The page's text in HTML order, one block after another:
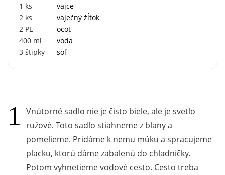
1 ks
vajce
2 ks
vaječný žĺtok
2 PL
ocot
400 ml
voda
3 štipky soľ
Vnútorné sadlo nie je čisto biele, ale je svetlo
ružové. Toto sadlo stiahneme z blany a
pomelieme. Pridáme k nemu múku a spracujeme
placku, ktorú dáme zabalenú do chladničky.
Potom vyhnetieme vodové cesto. Cesto treba